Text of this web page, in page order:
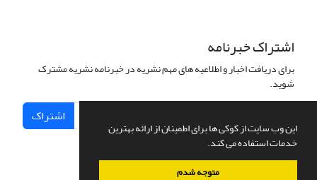
این وب سایت از کوکی ها برای اطمینان از ارائه بهترین
خدمات استفاده می کند.
متوجه شدم
اشتراک خبرنامه
برای دریافت اخبار و اطلاعیه های مهم نشریه در خبرنامه نشریه مشترک
شوید.
اشتراک